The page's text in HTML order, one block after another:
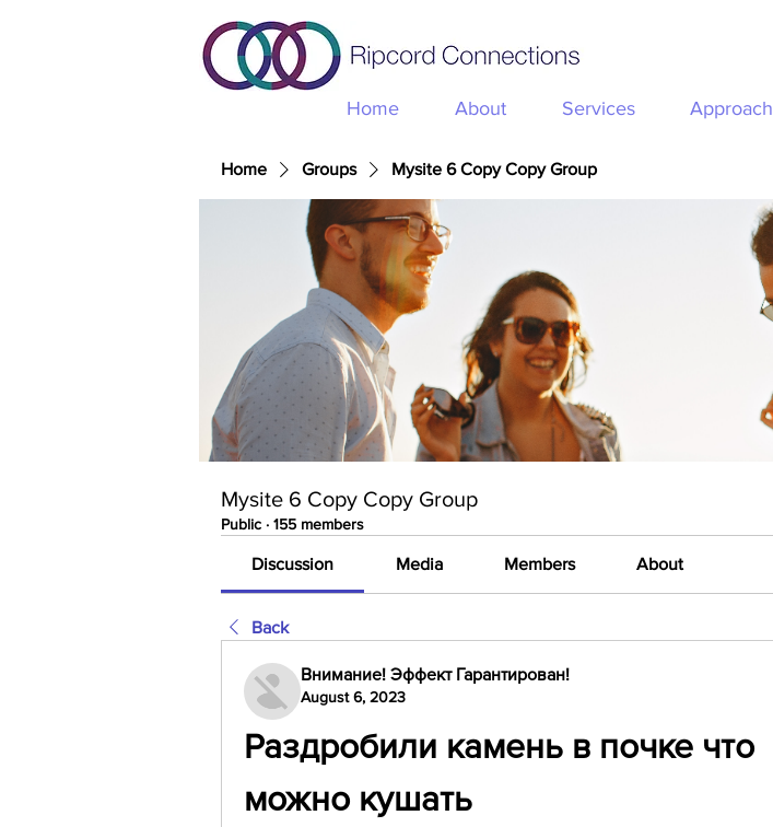
Home About Services Approach
Home Groups Mysite 6 Copy Copy Group
Mysite 6 Copy Copy Group
Public · 155 members
Discussion Media Members About
Back
Внимание! Эффект Гарантирован!
August 6, 2023
Раздробили камень в почке что
можно кушать